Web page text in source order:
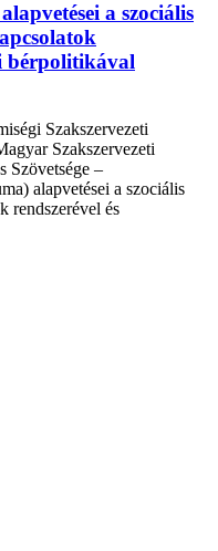
a szociális
bérpolitikával
Szakszervezeti
Szakszervezeti
Szövetsége –
alapvetései a szociális
rendszerével és